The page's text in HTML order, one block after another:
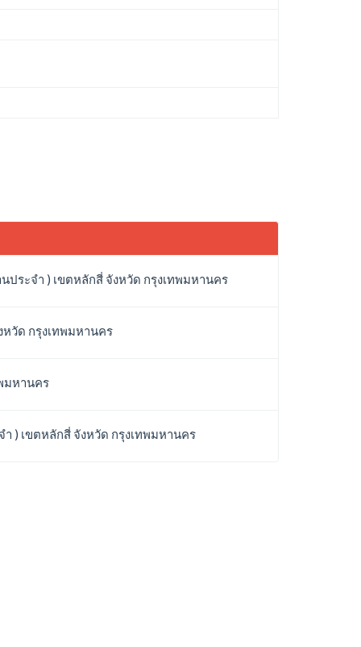
ะจำ ) เขตหลักสี่ จังหวัด กรุงเทพมหานคร
วัด กรุงเทพมหานคร
มหานคร
) เขตหลักสี่ จังหวัด กรุงเทพมหานคร